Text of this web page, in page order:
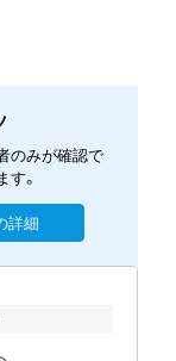
のみが確認で
。
詳細